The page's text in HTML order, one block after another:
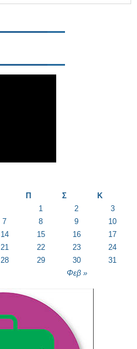
Π Σ Κ
Φεβ »
1 2
3
7 8 9
10
14 15 16
17
21 22 23
24
28 29 30 31